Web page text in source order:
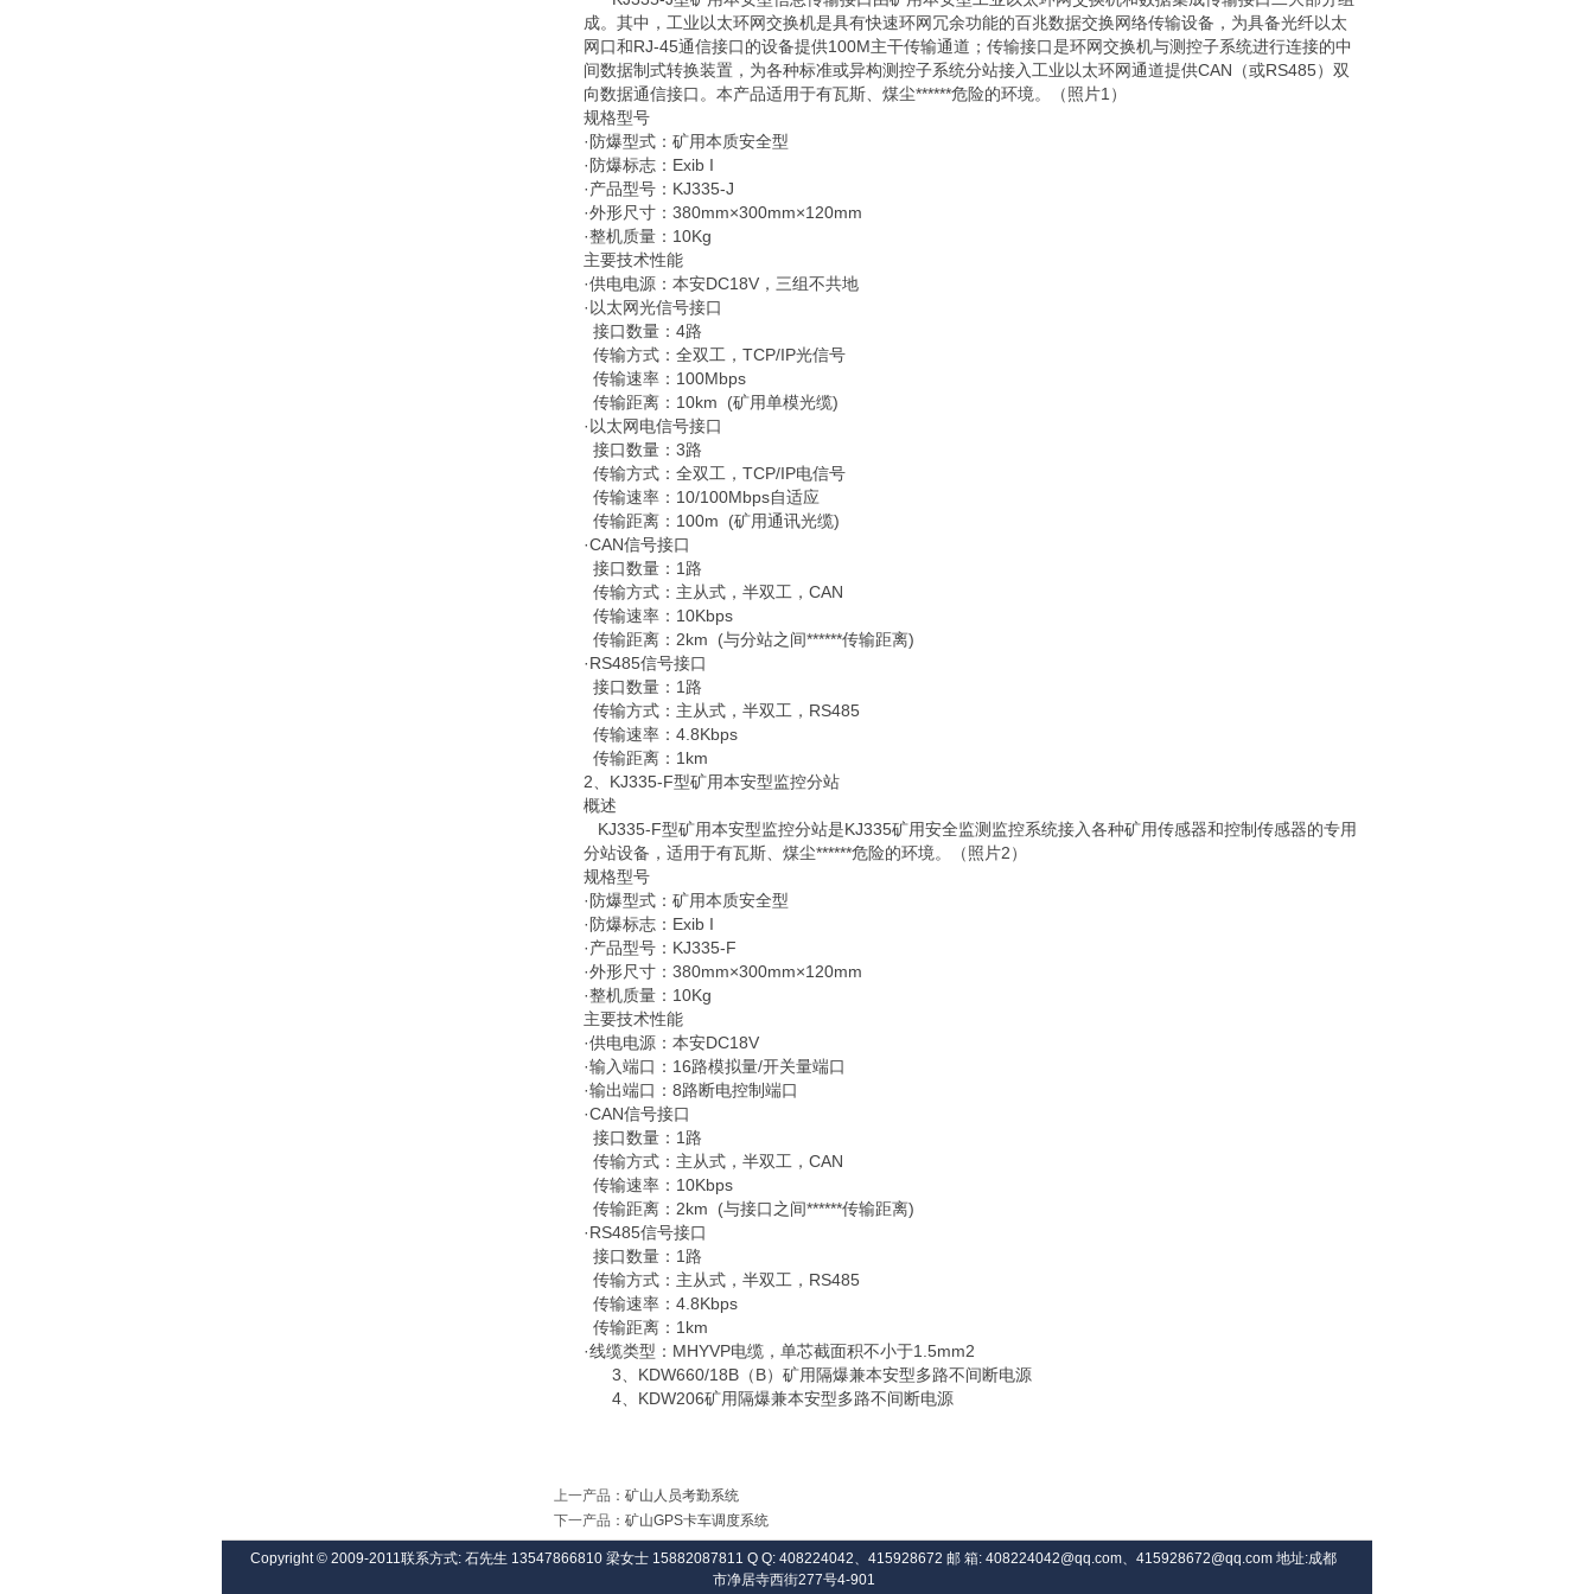
成。其中，工业以太环网交换机是具有快速环网冗余功能的百兆数据交换网络传输设备，为具备光纤以太
网口和RJ-45通信接口的设备提供100M主干传输通道；传输接口是环网交换机与测控子系统进行连接的中
间数据制式转换装置，为各种标准或异构测控子系统分站接入工业以太环网通道提供CAN（或RS485）双
向数据通信接口。本产品适用于有瓦斯、煤尘******危险的环境。（照片1）
规格型号
·防爆型式：矿用本质安全型
·防爆标志：Exib I
·产品型号：KJ335-J
·外形尺寸：380mm×300mm×120mm
·整机质量：10Kg
主要技术性能
·供电电源：本安DC18V，三组不共地
·以太网光信号接口
接口数量：4路
传输方式：全双工，TCP/IP光信号
传输速率：100Mbps
传输距离：10km (矿用单模光缆)
·以太网电信号接口
接口数量：3路
传输方式：全双工，TCP/IP电信号
传输速率：10/100Mbps自适应
传输距离：100m (矿用通讯光缆)
·CAN信号接口
接口数量：1路
传输方式：主从式，半双工，CAN
传输速率：10Kbps
传输距离：2km (与分站之间******传输距离)
·RS485信号接口
接口数量：1路
传输方式：主从式，半双工，RS485
传输速率：4.8Kbps
传输距离：1km
2、KJ335-F型矿用本安型监控分站
概述
KJ335-F型矿用本安型监控分站是KJ335矿用安全监测监控系统接入各种矿用传感器和控制传感器的专用
分站设备，适用于有瓦斯、煤尘******危险的环境。（照片2）
规格型号
·防爆型式：矿用本质安全型
·防爆标志：Exib I
·产品型号：KJ335-F
·外形尺寸：380mm×300mm×120mm
·整机质量：10Kg
主要技术性能
·供电电源：本安DC18V
·输入端口：16路模拟量/开关量端口
·输出端口：8路断电控制端口
·CAN信号接口
接口数量：1路
传输方式：主从式，半双工，CAN
传输速率：10Kbps
传输距离：2km (与接口之间******传输距离)
·RS485信号接口
接口数量：1路
传输方式：主从式，半双工，RS485
传输速率：4.8Kbps
传输距离：1km
·线缆类型：MHYVP电缆，单芯截面积不小于1.5mm2
3、KDW660/18B（B）矿用隔爆兼本安型多路不间断电源
4、KDW206矿用隔爆兼本安型多路不间断电源
上一产品 ： 矿山人员考勤系统
下一产品 ： 矿山GPS卡车调度系统
Copyright © 2009-2011联系方式: 石先生 13547866810 梁女士 15882087811 Q Q: 408224042、415928672 邮 箱: 408224042@qq.com、415928672@qq.com 地址:成都
市净居寺西街277号4-901